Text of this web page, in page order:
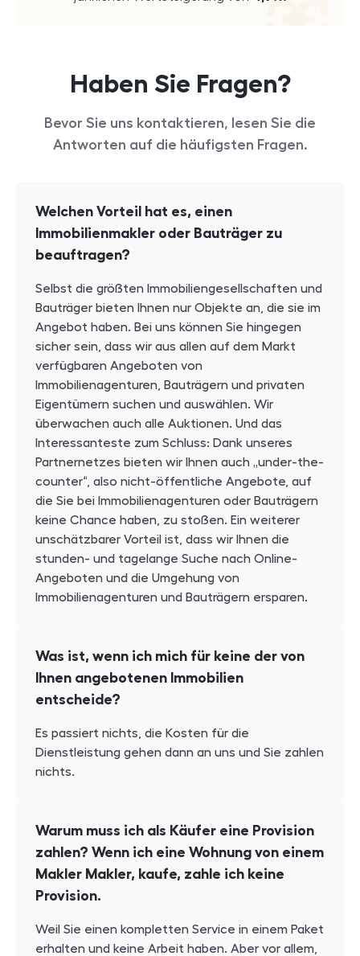
Haben Sie Fragen?
Bevor Sie uns kontaktieren, lesen Sie die
Antworten auf die häufigsten Fragen.
Welchen Vorteil hat es, einen
Immobilienmakler oder Bauträger zu
beauftragen?
Selbst die größten Immobiliengesellschaften und
Bauträger bieten Ihnen nur Objekte an, die sie im
Angebot haben. Bei uns können Sie hingegen
sicher sein, dass wir aus allen auf dem Markt
verfügbaren Angeboten von
Immobilienagenturen, Bauträgern und privaten
Eigentümern suchen und auswählen. Wir
überwachen auch alle Auktionen. Und das
Interessanteste zum Schluss: Dank unseres
Partnernetzes bieten wir Ihnen auch „under-the-
counter“, also nicht-öffentliche Angebote, auf
die Sie bei Immobilienagenturen oder Bauträgern
keine Chance haben, zu stoßen. Ein weiterer
unschätzbarer Vorteil ist, dass wir Ihnen die
stunden- und tagelange Suche nach Online-
Angeboten und die Umgehung von
Immobilienagenturen und Bauträgern ersparen.
Was ist, wenn ich mich für keine der von
Ihnen angebotenen Immobilien
entscheide?
Es passiert nichts, die Kosten für die
Dienstleistung gehen dann an uns und Sie zahlen
nichts.
Warum muss ich als Käufer eine Provision
zahlen? Wenn ich eine Wohnung von einem
Makler Makler, kaufe, zahle ich keine
Provision.
Weil Sie einen kompletten Service in einem Paket
erhalten und keine Arbeit haben. Aber vor allem,